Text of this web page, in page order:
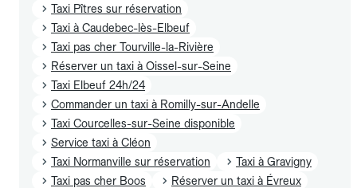
Taxi Pîtres sur réservation
Taxi à Caudebec-lès-Elbeuf
Taxi pas cher Tourville-la-Rivière
Réserver un taxi à Oissel-sur-Seine
Taxi Elbeuf 24h/24
Commander un taxi à Romilly-sur-Andelle
Taxi Courcelles-sur-Seine disponible
Service taxi à Cléon
Taxi Normanville sur réservation
Taxi à Gravigny
Taxi pas cher Boos
Réserver un taxi à Évreux